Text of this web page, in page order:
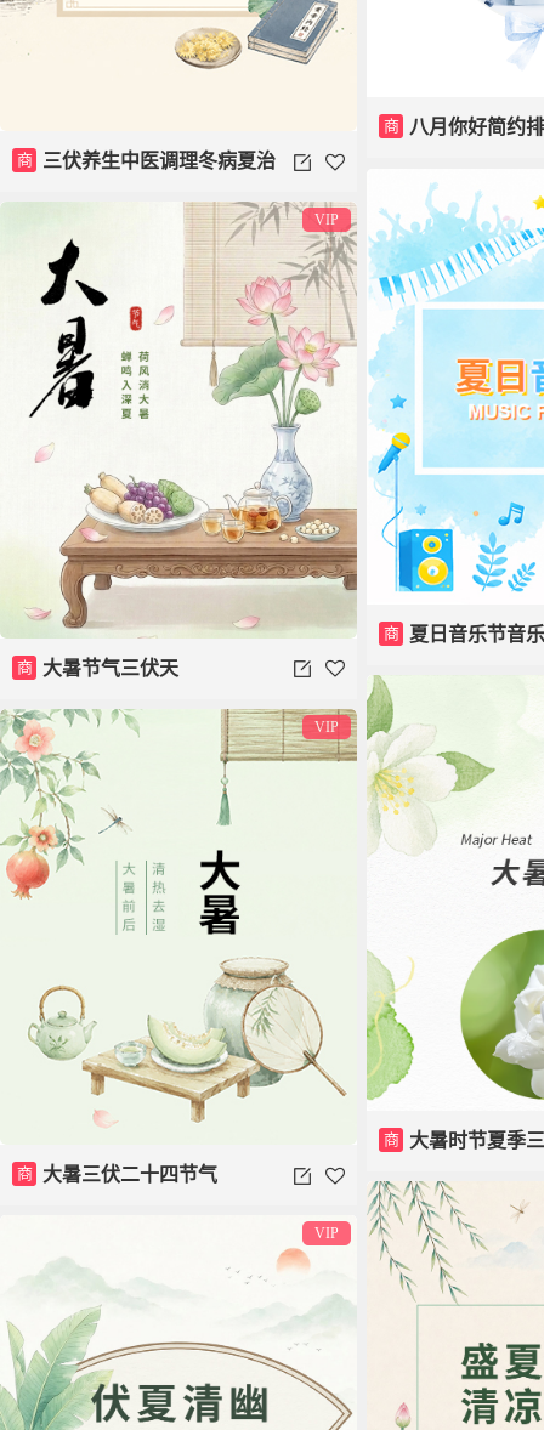
商 八月你好简约
商 三伏养生中医调理冬病夏治
商 夏日音乐节音
VIP
商 大暑节气三伏天
商 大暑时节夏季
VIP
商 大暑三伏二十四节气
VIP